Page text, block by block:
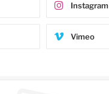
Instagram
Vimeo